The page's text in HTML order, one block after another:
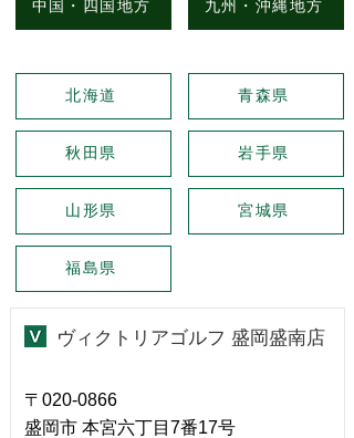
中国・四国地方 九州・沖縄地方
北海道
秋田県
山形県
青森県
岩手県
宮城県
福島県
ヴィクトリアゴルフ 盛岡盛南店
〒020-0866
盛岡市 本宮六丁目7番17号